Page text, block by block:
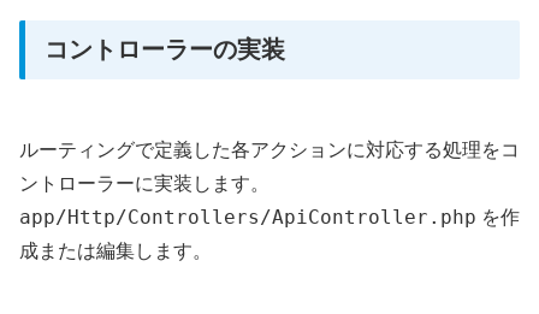
コントローラーの実装
ルーティングで定義した各アクションに対応する処理をコ
ントローラーに実装します。
app/Http/Controllers/ApiController.php を作
成または編集します。